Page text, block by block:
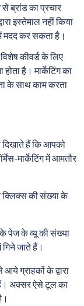
ब्रांड का प्रचार
इस्तेमाल नहीं किया
मदद कर सकता है।
कीवर्ड के लिए
है। मार्केटिंग का
के साथ काम करता
हैं कि आपको
मार्केटिंग में आमतौर
क्लिक्स की संख्या के
पेज के व्यू की संख्या
जाते हैं।
ग्राहकों के द्वारा
अक्सर ऐसे टूल का